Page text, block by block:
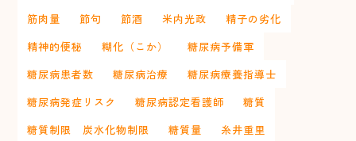
筋肉量
節句 節酒 米内光政
精子の劣化
精神的便秘
糊化（こか）
糖尿病予備軍
糖尿病患者数
糖尿病治療
糖尿病療養指導士
糖尿病発症リスク
糖尿病認定看護師
糖質
糖質制限 炭水化物制限
糖質量
糸井重里